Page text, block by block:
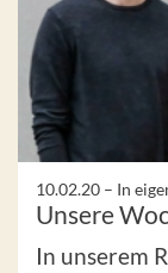
10.02.20 – In
Unsere
In unserem